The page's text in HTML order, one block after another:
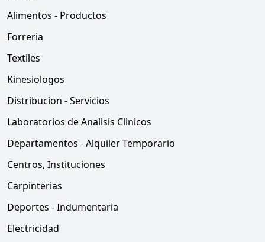
Alimentos - Productos
Forreria
Textiles
Kinesiologos
Distribucion - Servicios
Laboratorios de Analisis Clinicos
Departamentos - Alquiler Temporario
Centros, Instituciones
Carpinterias
Deportes - Indumentaria
Electricidad